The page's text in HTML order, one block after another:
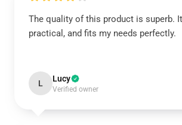
The quality of this product is superb.
practical, and fits my needs perfectly.
L Lucy
Verified owner